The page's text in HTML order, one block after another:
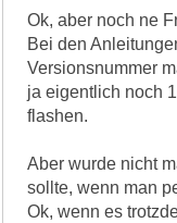
Ok, aber noch ne
Bei den
Versionsnummer
ja eigentlich noch
flashen.
Aber wurde nicht
sollte, wenn man
Ok, wenn es